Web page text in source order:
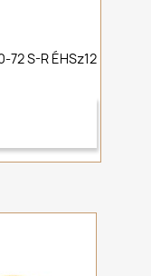
72 S-R ÉHSz12